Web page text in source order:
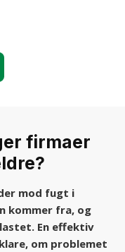
firmaer
mod fugt i
kommer fra, og
En effektiv
om problemet